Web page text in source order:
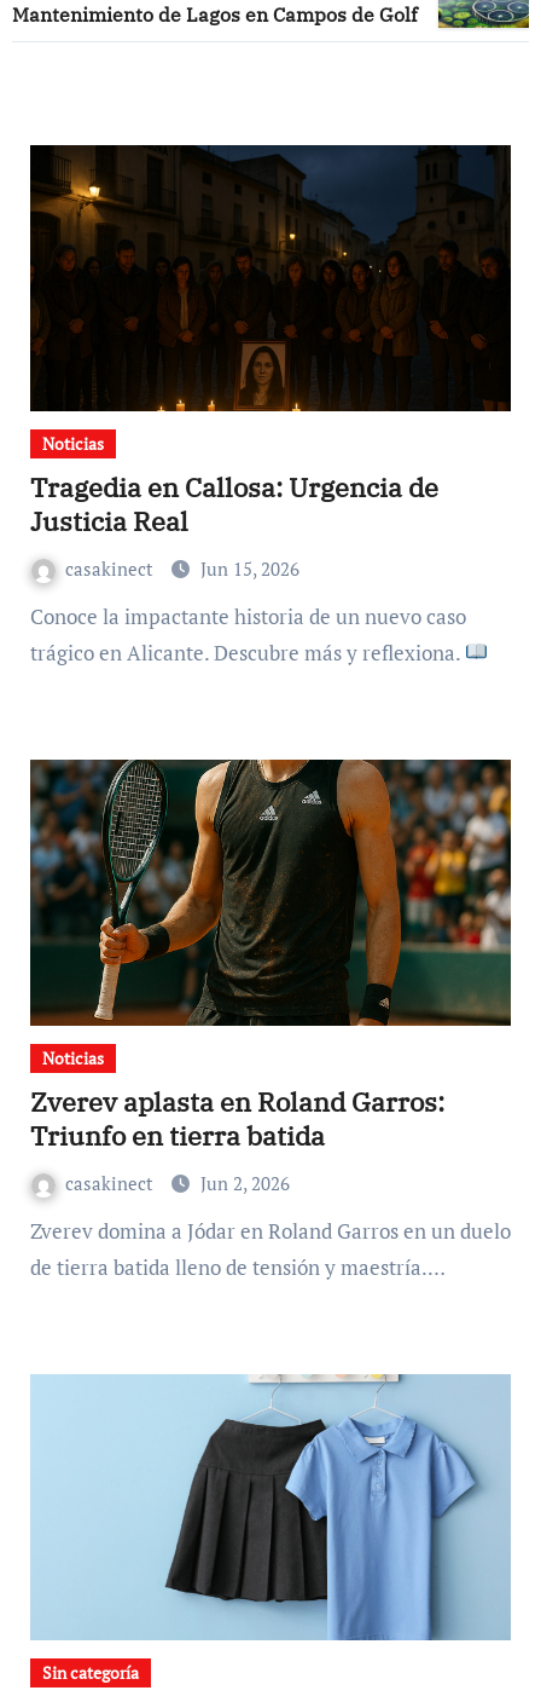
Mantenimiento de Lagos en Campos de Golf
Noticias
Tragedia en Callosa: Urgencia de
Justicia Real
casakinect Jun 15, 2026
Conoce la impactante historia de un nuevo caso
trágico en Alicante. Descubre más y reflexiona.
Noticias
Zverev aplasta en Roland Garros:
Triunfo en tierra batida
casakinect Jun 2, 2026
Zverev domina a Jódar en Roland Garros en un duelo
de tierra batida lleno de tensión y maestría.…
Sin categoría